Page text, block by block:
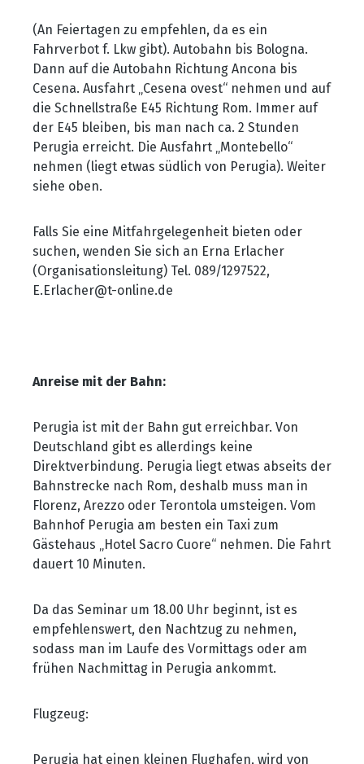
(An Feiertagen zu empfehlen, da es ein
Fahrverbot f. Lkw gibt). Autobahn bis Bologna.
Dann auf die Autobahn Richtung Ancona bis
Cesena. Ausfahrt „Cesena ovest“ nehmen und auf
die Schnellstraße E45 Richtung Rom. Immer auf
der E45 bleiben, bis man nach ca. 2 Stunden
Perugia erreicht. Die Ausfahrt „Montebello“
nehmen (liegt etwas südlich von Perugia). Weiter
siehe oben.
Falls Sie eine Mitfahrgelegenheit bieten oder
suchen, wenden Sie sich an Erna Erlacher
(Organisationsleitung) Tel. 089/1297522,
E.Erlacher@t-online.de
Anreise mit der Bahn:
Perugia ist mit der Bahn gut erreichbar. Von
Deutschland gibt es allerdings keine
Direktverbindung. Perugia liegt etwas abseits der
Bahnstrecke nach Rom, deshalb muss man in
Florenz, Arezzo oder Terontola umsteigen. Vom
Bahnhof Perugia am besten ein Taxi zum
Gästehaus „Hotel Sacro Cuore“ nehmen. Die Fahrt
dauert 10 Minuten.
Da das Seminar um 18.00 Uhr beginnt, ist es
empfehlenswert, den Nachtzug zu nehmen,
sodass man im Laufe des Vormittags oder am
frühen Nachmittag in Perugia ankommt.
Flugzeug:
Perugia hat einen kleinen Flughafen, wird von